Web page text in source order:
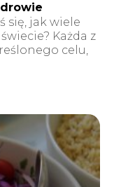
się, jak wiele
Każda z
celu,